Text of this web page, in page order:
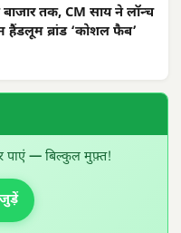
तक, CM साय ने लॉन्च
हैंडलूम ब्रांड ‘कोशल फैब’
पाएं — बिल्कुल मुफ़्त!